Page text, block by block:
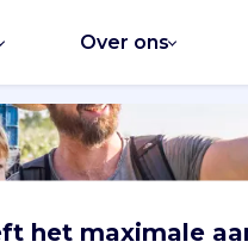
Over ons
het maximale